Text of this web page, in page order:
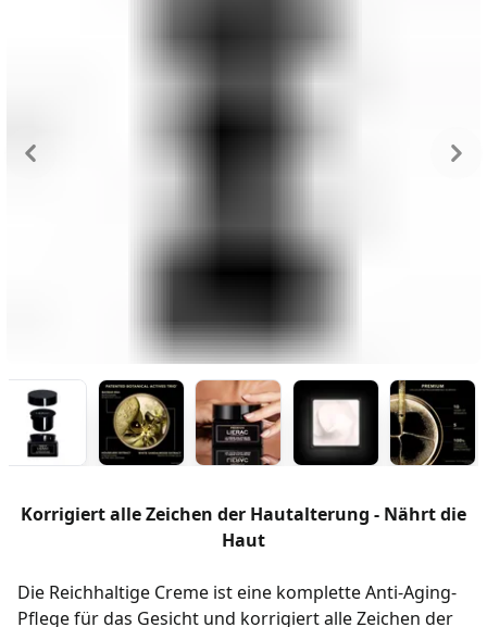
Korrigiert alle Zeichen der Hautalterung - Nährt die
Haut
Die Reichhaltige Creme ist eine komplette Anti-Aging-
Pflege für das Gesicht und korrigiert alle Zeichen der